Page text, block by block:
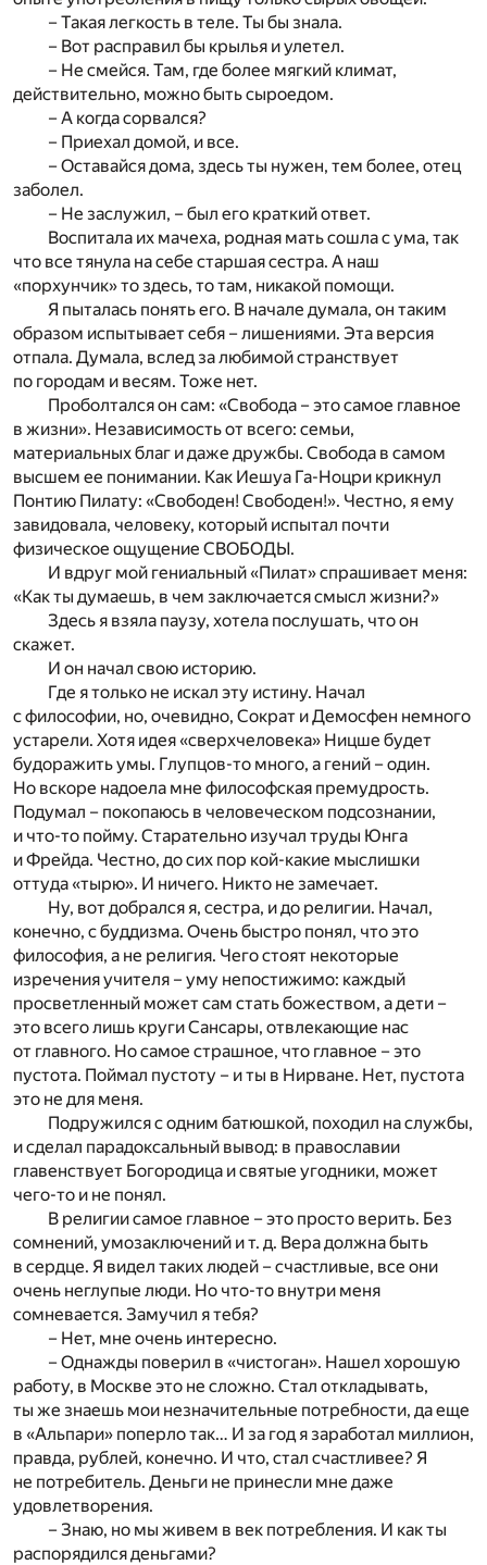
– Такая легкость в теле. Ты бы знала.
– Вот расправил бы крылья и улетел.
– Не смейся. Там, где более мягкий климат,
действительно, можно быть сыроедом.
– А когда сорвался?
– Приехал домой, и все.
– Оставайся дома, здесь ты нужен, тем более, отец
заболел.
– Не заслужил, – был его краткий ответ.
Воспитала их мачеха, родная мать сошла с ума, так
что все тянула на себе старшая сестра. А наш
«порхунчик» то здесь, то там, никакой помощи.
Я пыталась понять его. В начале думала, он таким
образом испытывает себя – лишениями. Эта версия
отпала. Думала, вслед за любимой странствует
по городам и весям. Тоже нет.
Проболтался он сам: «Свобода – это самое главное
в жизни». Независимость от всего: семьи,
материальных благ и даже дружбы. Свобода в самом
высшем ее понимании. Как Иешуа Га-Ноцри крикнул
Понтию Пилату: «Свободен! Свободен!». Честно, я ему
завидовала, человеку, который испытал почти
физическое ощущение СВОБОДЫ.
И вдруг мой гениальный «Пилат» спрашивает меня:
«Как ты думаешь, в чем заключается смысл жизни?»
Здесь я взяла паузу, хотела послушать, что он
скажет.
И он начал свою историю.
Где я только не искал эту истину. Начал
с философии, но, очевидно, Сократ и Демосфен немного
устарели. Хотя идея «сверхчеловека» Ницше будет
будоражить умы. Глупцов-то много, а гений – один.
Но вскоре надоела мне философская премудрость.
Подумал – покопаюсь в человеческом подсознании,
и что-то пойму. Старательно изучал труды Юнга
и Фрейда. Честно, до сих пор кой-какие мыслишки
оттуда «тырю». И ничего. Никто не замечает.
Ну, вот добрался я, сестра, и до религии. Начал,
конечно, с буддизма. Очень быстро понял, что это
философия, а не религия. Чего стоят некоторые
изречения учителя – уму непостижимо: каждый
просветленный может сам стать божеством, а дети –
это всего лишь круги Сансары, отвлекающие нас
от главного. Но самое страшное, что главное – это
пустота. Поймал пустоту – и ты в Нирване. Нет, пустота
это не для меня.
Подружился с одним батюшкой, походил на службы,
и сделал парадоксальный вывод: в православии
главенствует Богородица и святые угодники, может
чего-то и не понял.
В религии самое главное – это просто верить. Без
сомнений, умозаключений и т. д. Вера должна быть
в сердце. Я видел таких людей – счастливые, все они
очень неглупые люди. Но что-то внутри меня
сомневается. Замучил я тебя?
– Нет, мне очень интересно.
– Однажды поверил в «чистоган». Нашел хорошую
работу, в Москве это не сложно. Стал откладывать,
ты же знаешь мои незначительные потребности, да еще
в «Альпари» поперло так… И за год я заработал миллион,
правда, рублей, конечно. И что, стал счастливее? Я
не потребитель. Деньги не принесли мне даже
удовлетворения.
– Знаю, но мы живем в век потребления. И как ты
распорядился деньгами?